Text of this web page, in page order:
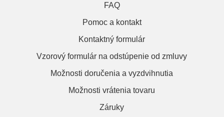
FAQ
Pomoc a kontakt
Kontaktný formulár
Vzorový formulár na odstúpenie od zmluvy
Možnosti doručenia a vyzdvihnutia
Možnosti vrátenia tovaru
Záruky